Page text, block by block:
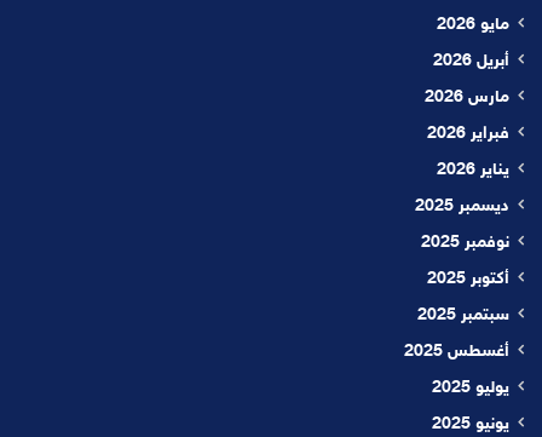
مايو 2026
أبريل 2026
مارس 2026
فبراير 2026
يناير 2026
ديسمبر 2025
نوفمبر 2025
أكتوبر 2025
سبتمبر 2025
أغسطس 2025
يوليو 2025
يونيو 2025